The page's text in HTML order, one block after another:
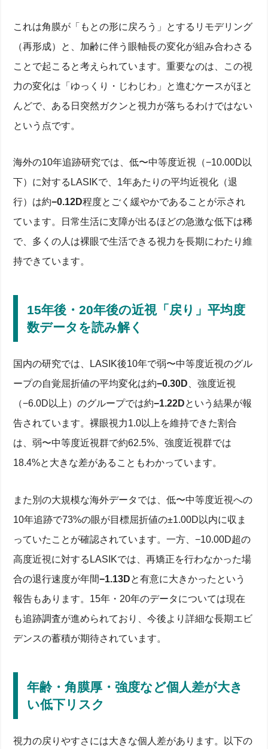
これは角膜が「もとの形に戻ろう」とするリモデリング
（再形成）と、加齢に伴う眼軸長の変化が組み合わさる
ことで起こると考えられています。重要なのは、この視
力の変化は「ゆっくり・じわじわ」と進むケースがほと
んどで、ある日突然ガクンと視力が落ちるわけではない
という点です。
海外の10年追跡研究では、低〜中等度近視（−10.00D以
下）に対するLASIKで、1年あたりの平均近視化（退
行）は約−0.12D程度とごく緩やかであることが示され
ています。日常生活に支障が出るほどの急激な低下は稀
で、多くの人は裸眼で生活できる視力を長期にわたり維
持できています。
15年後・20年後の近視「戻り」平均度
数データを読み解く
国内の研究では、LASIK後10年で弱〜中等度近視のグル
ープの自覚屈折値の平均変化は約−0.30D 、強度近視
（−6.0D以上）のグループでは約−1.22Dという結果が報
告されています。裸眼視力1.0以上を維持できた割合
は、弱〜中等度近視群で約62.5%、強度近視群では
18.4%と大きな差があることもわかっています。
また別の大規模な海外データでは、低〜中等度近視への
10年追跡で73%の眼が目標屈折値の±1.00D以内に収ま
っていたことが確認されています。一方、−10.00D超の
高度近視に対するLASIKでは、再矯正を行わなかった場
合の退行速度が年間−1.13Dと有意に大きかったという
報告もあります。15年・20年のデータについては現在
も追跡調査が進められており、今後より詳細な長期エビ
デンスの蓄積が期待されています。
年齢・角膜厚・強度など個人差が大き
い低下リスク
視力の戻りやすさには大きな個人差があります。以下の